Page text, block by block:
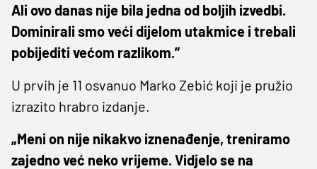
Ali ovo danas nije bila jedna od boljih izvedbi.
Dominirali smo veći dijelom utakmice i trebali
pobijediti većom razlikom.”
U prvih je 11 osvanuo Marko Zebić koji je pružio
izrazito hrabro izdanje.
„Meni on nije nikakvo iznenađenje, treniramo
zajedno već neko vrijeme. Vidjelo se na